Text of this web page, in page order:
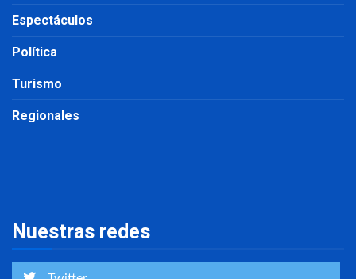
Espectáculos
Política
Turismo
Regionales
Nuestras redes